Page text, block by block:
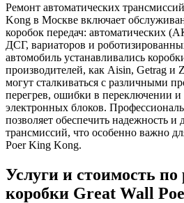
Ремонт автоматических
Kong в Москве включает
коробок передач: автоматических
ДСГ, вариаторов и
автомобиль устанавливались
производителей, как Aisin, Getrag и
могут сталкиваться с различными
перегрев, ошибки в переключении и
электронных блоков.
позволяет обеспечить надежность и
трансмиссий, что особенно важно
Poer King Kong.
Услуги и стоимость по
коробки Great Wall